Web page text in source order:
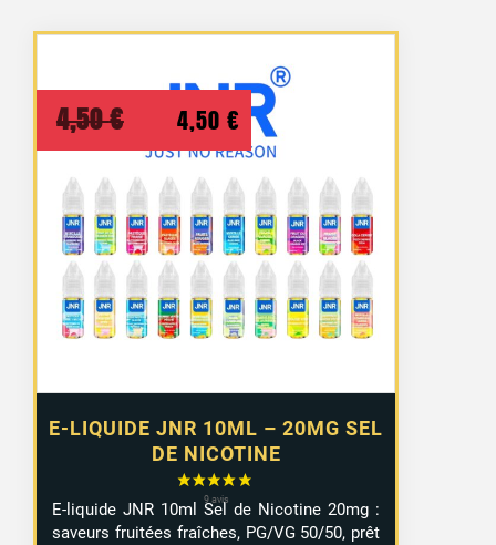
E-LIQUIDE JNR 10ML – 20MG SEL
DE NICOTINE
4,50€
Le
prix
initial
était :
4,50 €.
4,50 € Le
prix
actuel
est :
4,50 €.
E- liquideJNR 10mlSelde Nicotine20mg :
saveurs fruitées fraîches, PG/VG 50/50, prêt